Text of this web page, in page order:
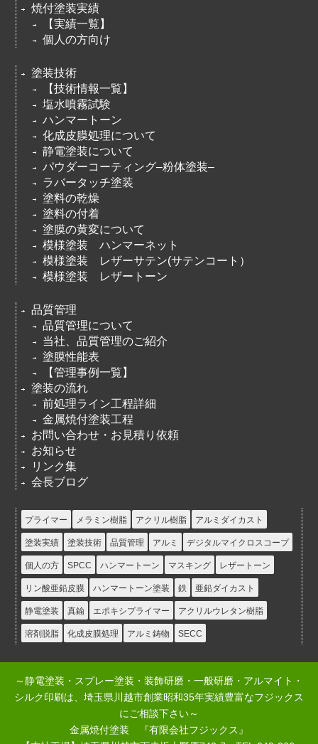
焼付塗装実績
【実績一覧】
個人の方向け
塗装技術
【技術情報一覧】
塩水噴霧試験
ハンマートーン
化成皮膜処理について
静電塗装について
パウダーコーティング–粉体塗装–
ラバータッチ塗装
塗料の乾燥
塗料の付着
塗膜の黄変について
模様塗装 ハンマーネット
模様塗装 レザーサテン(サテンコート）
模様塗装 レザートーン
品質管理
品質管理について
当社、品質管理のご紹介
塗膜性能表
【管理事例一覧】
塗装の流れ
前処理ライン工程詳細
金属焼付塗装工程
お問い合わせ・お見積り依頼
お知らせ
リンク集
会長ブログ
プライマー メラミン樹脂 アクリル樹脂 アルミダイカスト
塗装実績 塗装技術 品質管理 アルミ デジタルマイクロスコープ
個人の方 SPCC ハンマートーン マスキング レザートーン
リン酸亜鉛皮膜 ハンマートーン塗装 鉄 亜鉛ダイカスト
静電塗装 真鍮 エポキシプライマー アクリルウレタン樹脂
溶剤脱脂 化成皮膜処理 アルミ鋳物 SECC
～静電塗装・スプレー塗装・装飾研磨・一般研磨・アルマイト・
シルク印刷は、埼玉県川越市創業昭和35年実績豊富なフジックス
にご相談下さい～
金属焼付塗装 『有限会社フジックス』